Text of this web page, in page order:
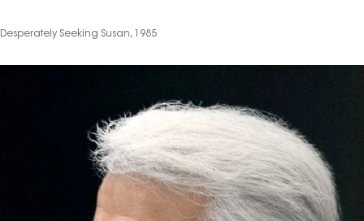
Desperately Seeking Susan, 1985